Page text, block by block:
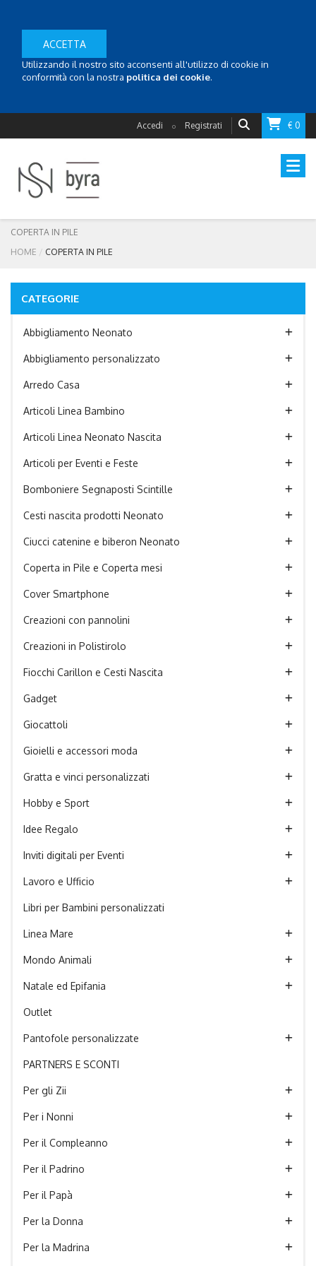
ACCETTA
Utilizzando il nostro sito acconsenti all'utilizzo di cookie in
conformità con la nostra politica dei cookie.
Accedi o Registrati € 0
COPERTA IN PILE
HOME
COPERTA IN PILE
CATEGORIE
Abbigliamento Neonato
Abbigliamento personalizzato
Arredo Casa
Articoli Linea Bambino
Articoli Linea Neonato Nascita
Articoli per Eventi e Feste
Bomboniere Segnaposti Scintille
Cesti nascita prodotti Neonato
Ciucci catenine e biberon Neonato
Coperta in Pile e Coperta mesi
Cover Smartphone
Creazioni con pannolini
Creazioni in Polistirolo
Fiocchi Carillon e Cesti Nascita
Gadget
Giocattoli
Gioielli e accessori moda
Gratta e vinci personalizzati
Hobby e Sport
Idee Regalo
Inviti digitali per Eventi
Lavoro e Ufficio
Libri per Bambini personalizzati
Linea Mare
Mondo Animali
Natale ed Epifania
Outlet
Pantofole personalizzate
PARTNERS E SCONTI
Per gli Zii
Per i Nonni
Per il Compleanno
Per il Padrino
Per il Papà
Per la Donna
Per la Madrina